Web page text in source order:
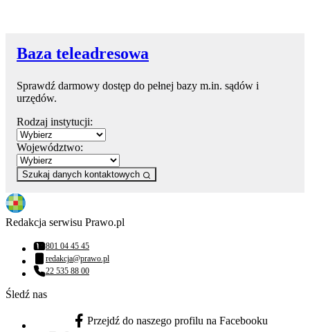
Baza teleadresowa
Sprawdź darmowy dostęp do pełnej bazy m.in. sądów i
urzędów.
Rodzaj instytucji:
Województwo:
Szukaj danych kontaktowych
Redakcja serwisu Prawo.pl
Numer telefonu:
801 04 45 45
Adres email:
redakcja@prawo.pl
Numer telefonu:
22 535 88 00
Śledź nas
facebook - otwiera się w nowej karcie
Przejdź do naszego profilu na Facebooku